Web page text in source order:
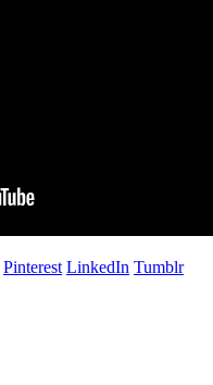
Pinterest LinkedIn Tumblr